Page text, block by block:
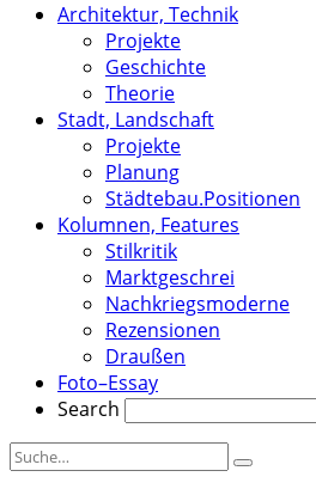
Architektur, Technik
Projekte
Geschichte
Theorie
Stadt, Landschaft
Projekte
Planung
Städtebau.Positionen
Kolumnen, Features
Stilkritik
Marktgeschrei
Nachkriegsmoderne
Rezensionen
Draußen
Foto–Essay
Search